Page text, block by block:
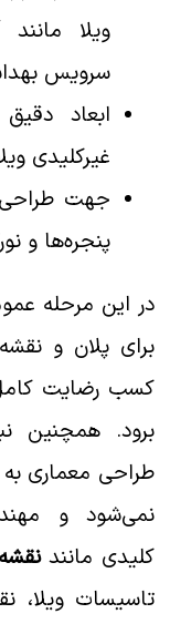
ویلا مانند
سرویس
ابعاد دقیق
غیرکلیدی ویلا
جهت طراحی و
پنجره‌ها و
در این مرحله
برای پلان و نقشه
کسب رضایت کامل
برود. همچنین
طراحی معماری به
نمی‌شود و
کلیدی مانندنقشه
تاسیسات ویلا،